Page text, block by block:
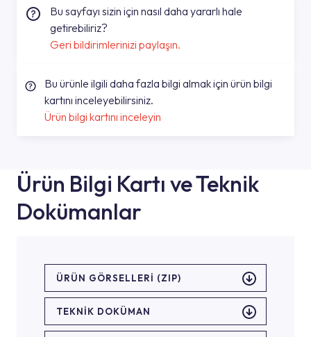
Bu sayfayı sizin için nasıl daha yararlı hale
getirebiliriz?
Geri bildirimlerinizi paylaşın.
Bu ürünle ilgili daha fazla bilgi almak için ürün bilgi
kartını inceleyebilirsiniz.
Ürün bilgi kartını inceleyin
Ürün Bilgi Kartı ve Teknik
Dokümanlar
ÜRÜN GÖRSELLERI (ZIP)
TEKNİK DOKÜMAN